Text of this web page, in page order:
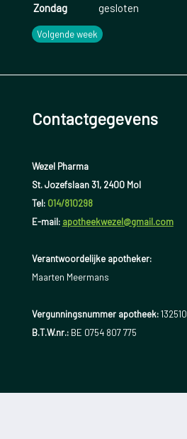
Zondag
gesloten
Volgende week
Contactgegevens
Wezel Pharma
St. Jozefslaan 31, 2400 Mol
Tel: 014/810298
E-mail: apotheekwezel@gmail.com
Verantwoordelijke apotheker:
Maarten Meermans
Vergunningsnummer apotheek:132510
B.T.W.nr.:BE 0754 807 775